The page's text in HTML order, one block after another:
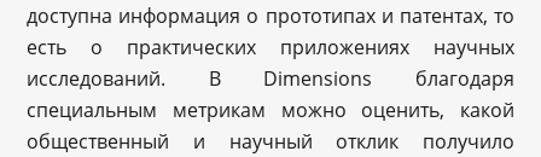
доступна информация о прототипах и патентах, то
есть о практических приложениях научных
исследований. В Dimensions благодаря
специальным метрикам можно оценить, какой
общественный и научный отклик получило